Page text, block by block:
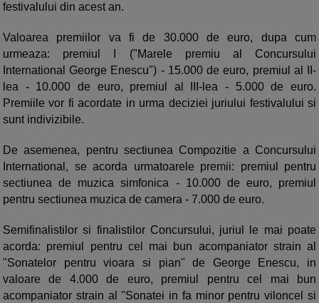
festivalului din acest an.
Valoarea premiilor va fi de 30.000 de euro, dupa cum
urmeaza: premiul I ("Marele premiu al Concursului
International George Enescu") - 15.000 de euro, premiul al II-
lea - 10.000 de euro, premiul al III-lea - 5.000 de euro.
Premiile vor fi acordate in urma deciziei juriului festivalului si
sunt indivizibile.
De asemenea, pentru sectiunea Compozitie a Concursului
International, se acorda urmatoarele premii: premiul pentru
sectiunea de muzica simfonica - 10.000 de euro, premiul
pentru sectiunea muzica de camera - 7.000 de euro.
Semifinalistilor si finalistilor Concursului, juriul le mai poate
acorda: premiul pentru cel mai bun acompaniator strain al
"Sonatelor pentru vioara si pian" de George Enescu, in
valoare de 4.000 de euro, premiul pentru cel mai bun
acompaniator strain al "Sonatei in fa minor pentru viloncel si